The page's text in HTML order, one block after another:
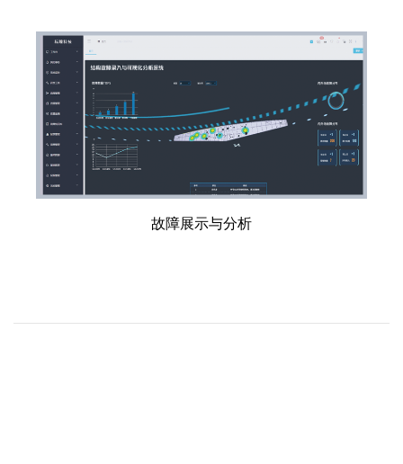
故障展示与分析